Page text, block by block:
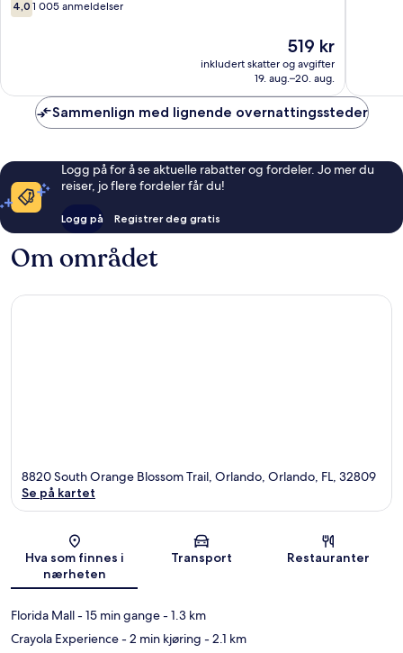
Orlando
av
4,0 1 005 anmeldelser
Prisen
519 kr
519 kr
inkludert skatter og avgifter
19. aug.–20. aug.
Sammenlign med lignende overnattingssteder
Logg på for å se aktuelle rabatter og fordeler. Jo mer du
reiser, jo flere fordeler får du!
Logg på Registrer deg gratis
Om området
Kart
8820 South Orange Blossom Trail, Orlando, Orlando, FL, 32809
Se på kartet
Hva som finnes i
nærheten
Transport Restauranter
Florida Mall- 15 min gange- 1.3 km
Crayola Experience- 2 min kjøring - 2.1 km